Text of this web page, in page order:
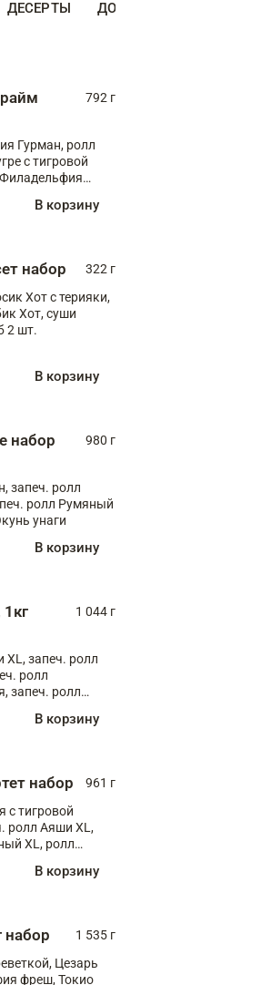
ДЕСЕРТЫ ДОПОЛНИТЕЛЬНО
792 г
Гурман, ролл
с тигровой
В корзину
набор
322 г
Хот с терияки,
Хот, суши
2 шт.
В корзину
набор
980 г
запеч. ролл
ролл Румяный
унаги
В корзину
1 044 г
XL, запеч. ролл
ролл
запеч. ролл
В корзину
набор
961 г
с тигровой
ролл Аяши XL,
XL, ролл
В корзину
набор
1 535 г
Цезарь
фреш, Токио